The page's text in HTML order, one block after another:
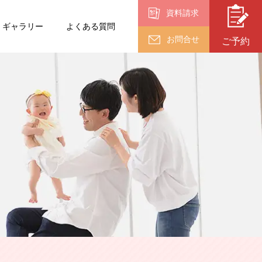
入園・入学・
卒業
卒業
（18歳以上）
終活フォト
ギャラリー よくある質問
資料請求
お問合せ ご予約